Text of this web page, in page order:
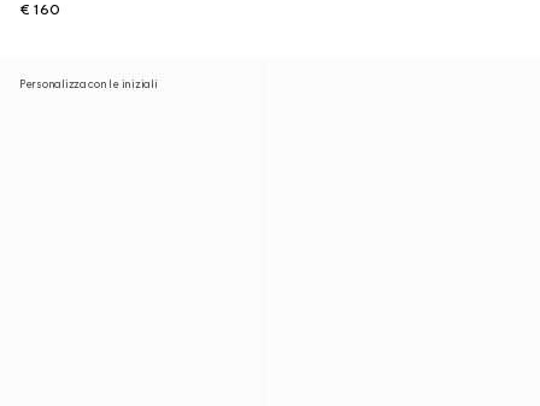
€ 160
Personalizza con le iniziali